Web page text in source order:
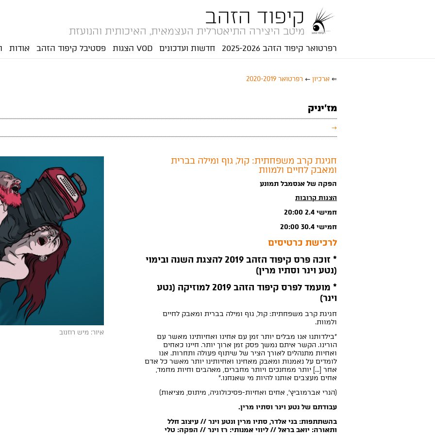
קיפוד הזהב
מיטב היצירה התיאטרלית העצמאית, האיכותית והנועזת
רפרטואר קיפוד הזהב 2025-2026 חדשות ועדכונים VOD הצגות פסטיבל קיפוד הזהב אודות
⇐ ארכיון ← רפרטואר 2020-2019
מז'יניק
→
חגיגת קרב משפחתית: קול, גוף ומילה בברית
ומאבק לחיים ולמוות
הפקה של אנסמבל תמונע
הצגות קרובות
חמישי 2.4 20:00
חמישי 30.4 20:00
לרכישת כרטיסים
* זוכה פרס קיפוד הזהב 2019 להצגת השנה ובימוי
(נטע וינר וסתיו מרין)
* מועמד לפרס קיפוד הזהב 2019 למוזיקה (נטע
וינר)
חגיגת קרב משפחתית: קול, גוף ומילה בברית ומאבק לחיים
ולמוות.
"בילדותנו אנו מבלים יותר זמן עם אחינו ואחיותינו מאשר עם
הורינו. הקשר איתם נמשך פסק זמן ארוך יותר. חיינו כאחים
ואחיות מתנהלים לאורך הציר של שיתוף פעולה ותחרות. אנו
לומדים על נאמנות ומאבק מאחינו ואחיותינו יותר מאשר כל אדם
אחר [...] יותר ממחנכים ויותר מחברים, מאהבים וחיות מחמד,
אחים מעצבים אותנו להיות מי שאנחנו."
(הנרי אברמוביץ', אחים ואחיות-פסיכולוגיה, מיתוס, מציאות)
עבודתם של נטע וינר וסתיו מרין.
בהשתתפות: בני אלדר, סתיו מרין ונטע וינר // עיצוב חלל
ותאורה: יואב בראל // ליווי אמנותי: רז וינר // הפקה: טלי
איור: מיש רוזנוב